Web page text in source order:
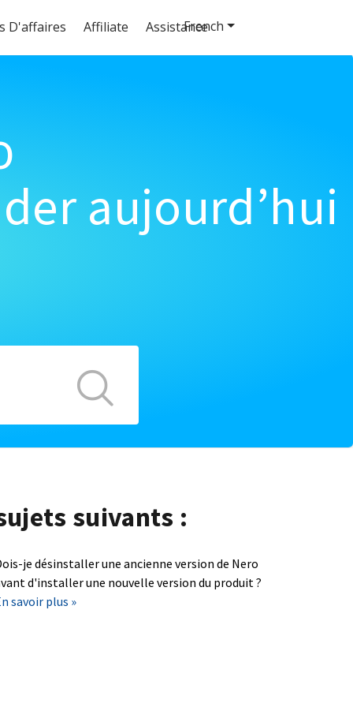
D'affaires Affiliate Assistance
aujourd’hui
suivants :
je désinstaller une ancienne version de Nero
d'installer une nouvelle version du produit ?
savoir plus »
French